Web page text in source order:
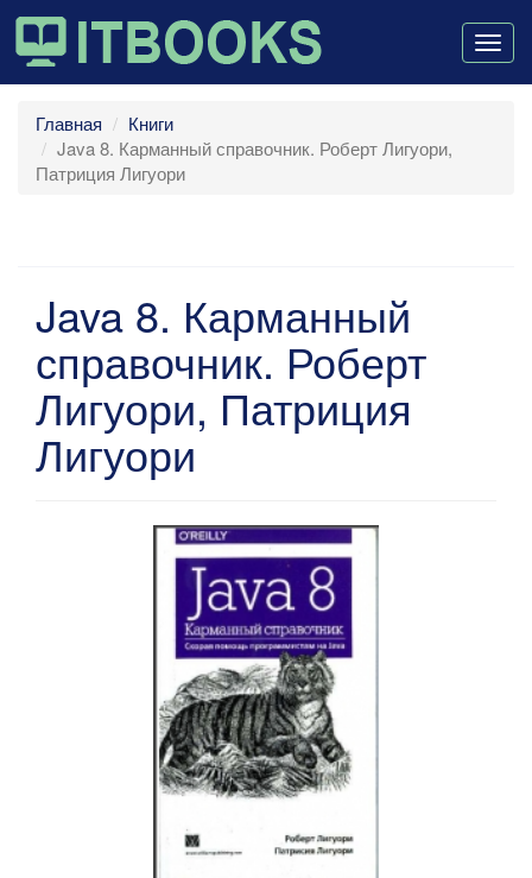
Главная
Книги
Java 8. Карманный справочник. Роберт Лигуори,
Патриция Лигуори
Java 8. Карманный
справочник. Роберт
Лигуори, Патриция
Лигуори